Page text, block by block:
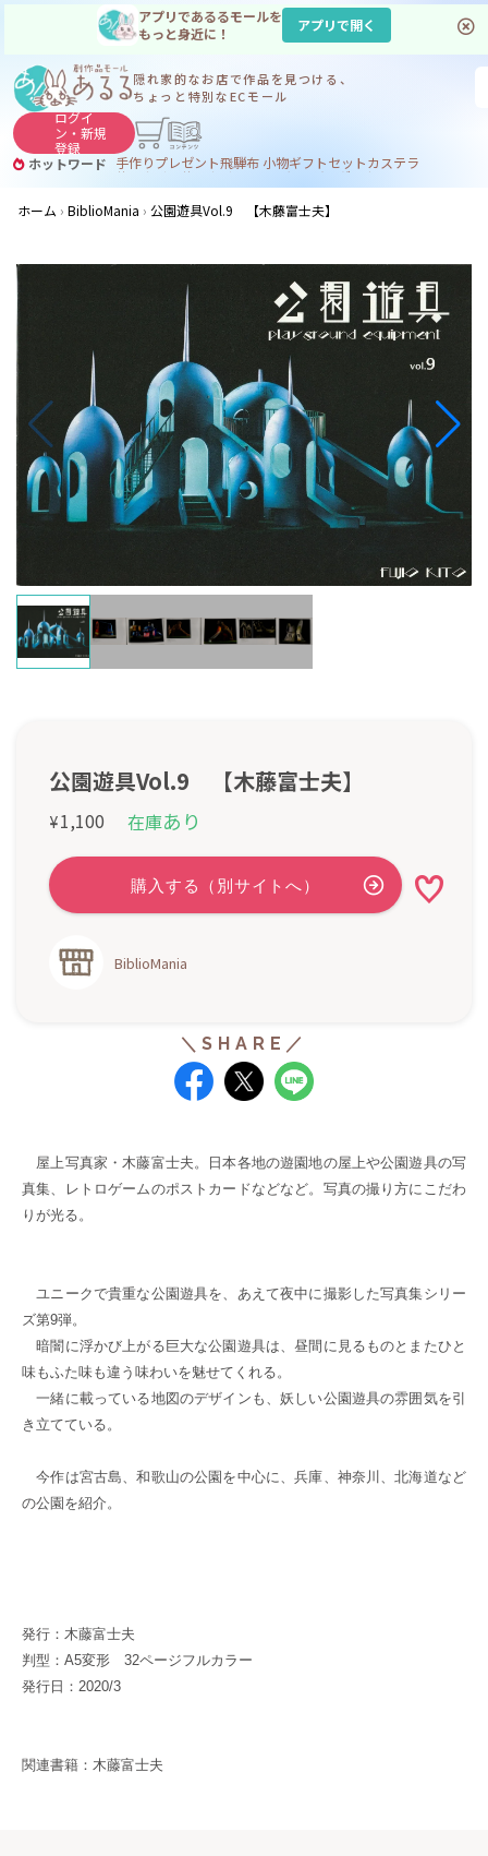
アプリであるるモールを
もっと身近に！
アプリで開く
隠れ家的なお店で作品を見つける、
ちょっと特別なECモール
ログイ
ン・新規
登録
ホットワード 手作りプレゼント飛騨布 小物ギフトセットカステラ
サヌカイト コーヒー
ジンギスカン
ホーム
BiblioMania 公園遊具Vol.9 【木藤富士夫】
公園遊具Vol.9 【木藤富士夫】
¥1,100 在庫あり
BiblioMania
屋上写真家・木藤富士夫。日本各地の遊園地の屋上や公園遊具の写
真集、レトロゲームのポストカードなどなど。写真の撮り方にこだわ
りが光る。
ユニークで貴重な公園遊具を、あえて夜中に撮影した写真集シリー
ズ第9弾。
暗闇に浮かび上がる巨大な公園遊具は、昼間に見るものとまたひと
味もふた味も違う味わいを魅せてくれる。
一緒に載っている地図のデザインも、妖しい公園遊具の雰囲気を引
き立てている。
今作は宮古島、和歌山の公園を中心に、兵庫、神奈川、北海道など
の公園を紹介。
発行：木藤富士夫
判型：A5変形 32ページフルカラー
発行日：2020/3
関連書籍： 木藤富士夫